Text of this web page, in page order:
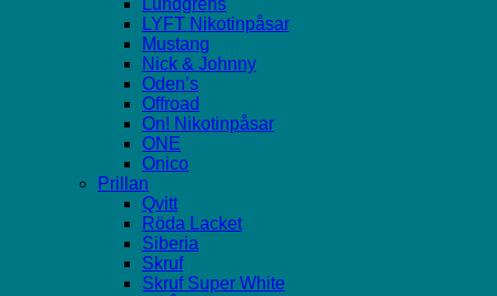
Lundgrens
LYFT Nikotinpåsar
Mustang
Nick & Johnny
Oden’s
Offroad
On! Nikotinpåsar
ONE
Onico
Prillan
Qvitt
Röda Lacket
Siberia
Skruf
Skruf Super White